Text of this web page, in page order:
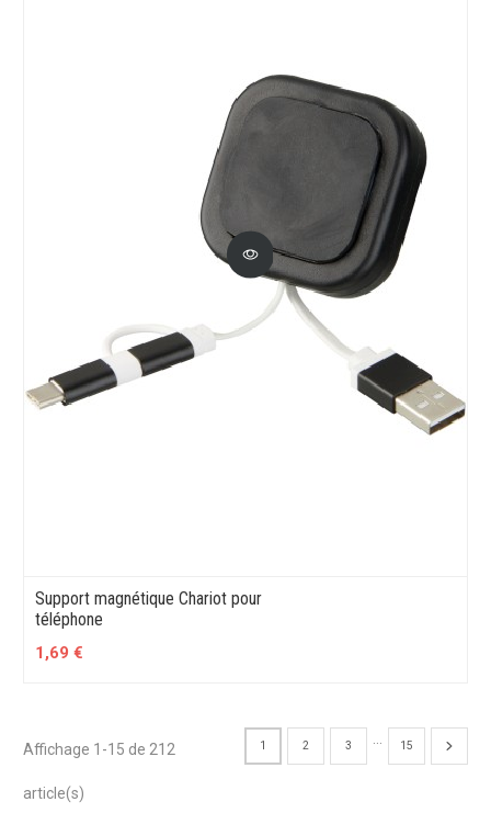
Support magnétique Chariot pour
téléphone
1,69 €
Affichage 1-15 de 212
article(s)
1 2 3 15